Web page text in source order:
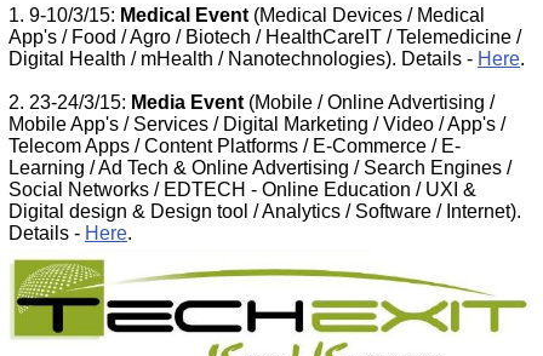
1. 9-10/3/15: Medical Event (Medical Devices / Medical
App's / Food / Agro / Biotech / HealthCareIT / Telemedicine /
Digital Health / mHealth / Nanotechnologies). Details - Here.
2. 23-24/3/15: Media Event (Mobile / Online Advertising /
Mobile App's / Services / Digital Marketing / Video / App's /
Telecom Apps / Content Platforms / E-Commerce / E-
Learning / Ad Tech & Online Advertising / Search Engines /
Social Networks / EDTECH - Online Education / UXI &
Digital design & Design tool / Analytics / Software / Internet).
Details - Here.